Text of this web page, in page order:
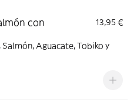
con
13,95 €
Aguacate, Tobiko y